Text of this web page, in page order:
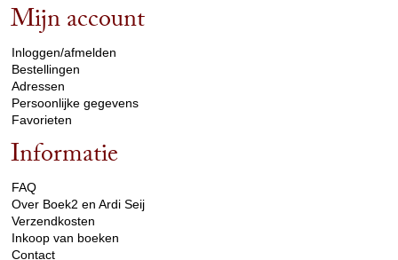
Mijn account
Inloggen/afmelden
Bestellingen
Adressen
Persoonlijke gegevens
Favorieten
Informatie
FAQ
Over Boek2 en Ardi Seij
Verzendkosten
Inkoop van boeken
Contact